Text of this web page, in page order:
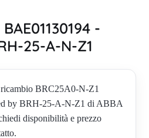
-
25-A-N-Z1
BRC25A0-N-Z1
by BRH-25-A-N-Z1 di ABBA
disponibilità e prezzo